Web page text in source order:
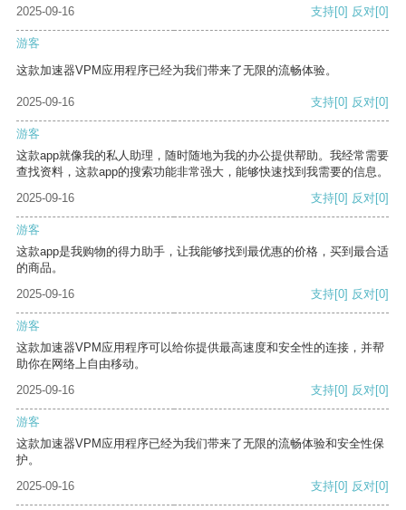
2025-09-16 支持[0] 反对[0]
游客
这款加速器VPM应用程序已经为我们带来了无限的流畅体验。
2025-09-16 支持[0] 反对[0]
游客
这款app就像我的私人助理，随时随地为我的办公提供帮助。我经常需要
查找资料，这款app的搜索功能非常强大，能够快速找到我需要的信息。
2025-09-16
支持[0] 反对[0]
游客
这款app是我购物的得力助手，让我能够找到最优惠的价格，买到最合适
的商品。
2025-09-16
支持[0] 反对[0]
游客
这款加速器VPM应用程序可以给你提供最高速度和安全性的连接，并帮
助你在网络上自由移动。
2025-09-16
支持[0] 反对[0]
游客
这款加速器VPM应用程序已经为我们带来了无限的流畅体验和安全性保
护。
2025-09-16
支持[0] 反对[0]